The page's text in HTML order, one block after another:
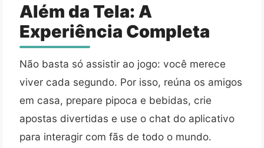
Além da Tela: A
Experiência Completa
Não basta só assistir ao jogo: você merece
viver cada segundo. Por isso, reúna os amigos
em casa, prepare pipoca e bebidas, crie
apostas divertidas e use o chat do aplicativo
para interagir com fãs de todo o mundo.